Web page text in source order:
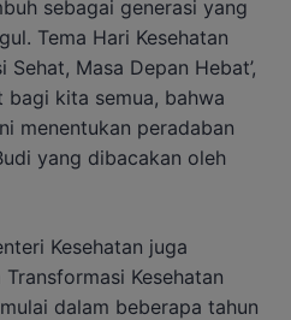
sebagai generasi yang
Tema Hari Kesehatan
Sehat, Masa Depan Hebat’,
bagi kita semua, bahwa
menentukan peradaban
yang dibacakan oleh
Kesehatan juga
Kesehatan
dalam beberapa tahun